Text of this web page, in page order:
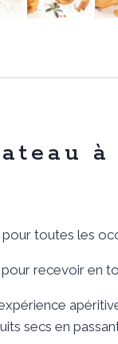
toutes les
recevoir en
secs en